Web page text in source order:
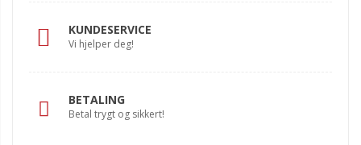
KUNDESERVICE
Vi hjelper deg!
BETALING
Betal trygt og sikkert!